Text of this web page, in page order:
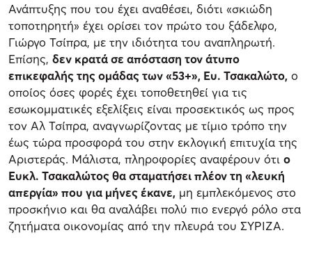
Ανάπτυξης που του έχει αναθέσει, διότι «σκιώδη
τοποτηρητή» έχει ορίσει τον πρώτο του ξάδελφο,
Γιώργο Τσίπρα, με την ιδιότητα του αναπληρωτή.
Επίσης, δεν κρατά σε απόσταση τον άτυπο
επικεφαλής της ομάδας των «53+», Ευ. Τσακαλώτο, ο
οποίος όσες φορές έχει τοποθετηθεί για τις
εσωκομματικές εξελίξεις είναι προσεκτικός ως προς
τον Αλ Τσίπρα, αναγνωρίζοντας με τίμιο τρόπο την
έως τώρα προσφορά του στην εκλογική επιτυχία της
Αριστεράς. Μάλιστα, πληροφορίες αναφέρουν ότι ο
Ευκλ. Τσακαλώτος θα σταματήσει πλέον τη «λευκή
απεργία» που για μήνες έκανε, μη εμπλεκόμενος στο
προσκήνιο και θα αναλάβει πολύ πιο ενεργό ρόλο στα
ζητήματα οικονομίας από την πλευρά του ΣΥΡΙΖΑ.